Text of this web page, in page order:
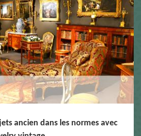
ancien dans les normes avec